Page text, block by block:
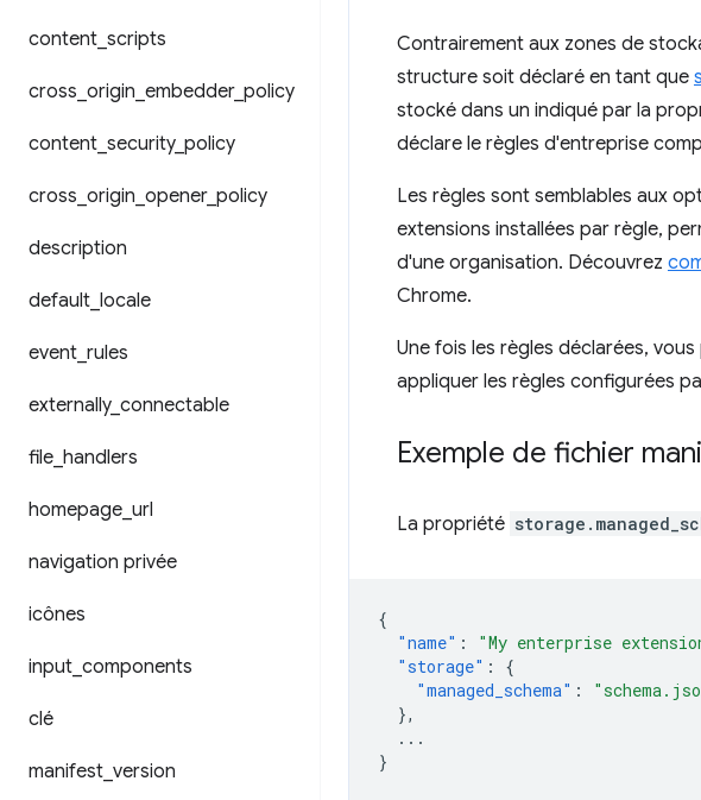
content scripts
cross origin embedder_ policy
content security_ policy
cross origin opener_ policy
description
default locale
event rules
externally_ connectable
file handlers
homepage url
navigation privée
icônes
input components
clé
manifest version
Contrairement aux zones de
structure soit déclaré en tant que
stocké dans un indiqué par la
déclare le règles d'entreprise
Les règles sont semblables aux
extensions installées par règle,
d'une organisation. Découvrez
Chrome.
Une fois les règles déclarées,
appliquer les règles configurées
Exemple de fichier
La propriété
{
"name" : "My enterprise
"storage" :
{
"managed_schema" :
},
...
}